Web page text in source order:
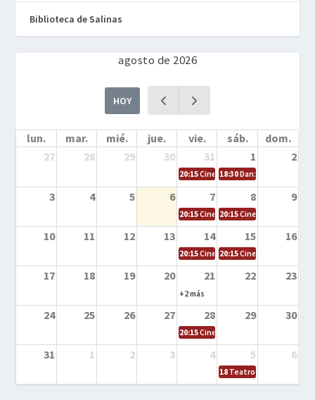
Biblioteca de Salinas
agosto de 2026
HOY
lun. mar. mié. jue. vie. sáb.
dom.
27
28 29 30 31 1 2
20:15Cine en la calle – Cómo
18:30Danza – Cita en el
3 4 5 6 7 8 9
20:15Cine en la calle – El niño y la
20:15Cine en la calle –
10 11 12 13 14 15 16
20:15Cine en la calle – Tortugas
20:15Cine en la calle –
17 18 19 20 21 22 23
+2 más
24 25 26 27 28 29 30
20:15Cine en el calle – Tintín y el
31 1 2 3 4 5 6
18 Teatro – Tres